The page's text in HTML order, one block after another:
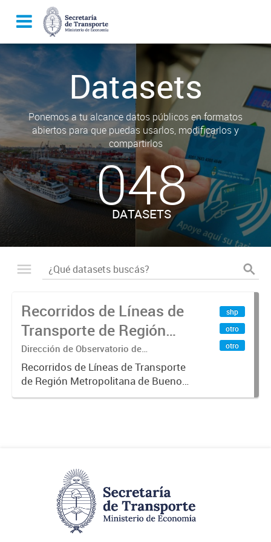
Datasets
Ponemos a tu alcance datos públicos en formatos
abiertos para que puedas usarlos, modificarlos y
compartirlos
048
DATASETS
Recorridos de Líneas de
Transporte de Región
Metropolitana de
Buenos Aires (RMBA)
Dirección de Observatorio de
Transporte, Estudio y Sistemas
Recorridos de Líneas de Transporte
de Región Metropolitana de Buenos
Aires (RMBA).-
shp
otro
otro